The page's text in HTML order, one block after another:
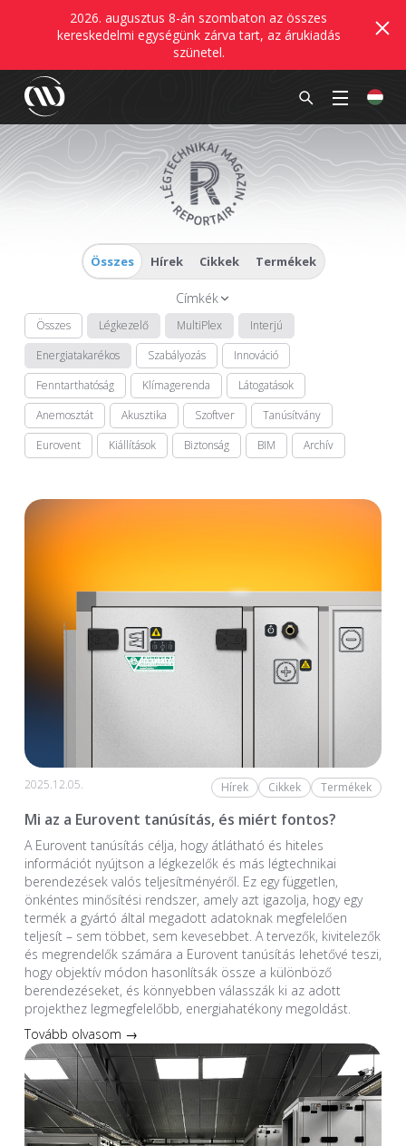
2026. augusztus 8-án szombaton az összes
kereskedelmi egységünk zárva tart, az árukiadás
szünetel.
Összes Hírek Cikkek Termékek
Címkék
Összes Légkezelő MultiPlex
Interjú
Energiatakarékos
Szabályozás
Innováció
Fenntarthatóság
Klímagerenda
Látogatások
Anemosztát
Akusztika Szoftver
Tanúsítvány
Eurovent
Kiállítások Biztonság BIM Archív
2025.12.05. Hírek Cikkek Termékek
Mi az a Eurovent tanúsítás, és miért fontos?
A Eurovent tanúsítás célja, hogy átlátható és hiteles
információt nyújtson a légkezelők és más légtechnikai
berendezések valós teljesítményéről. Ez egy független,
önkéntes minősítési rendszer, amely azt igazolja, hogy egy
termék a gyártó által megadott adatoknak megfelelően
teljesít – sem többet, sem kevesebbet. A tervezők, kivitelezők
és megrendelők számára a Eurovent tanúsítás lehetővé teszi,
hogy objektív módon hasonlítsák össze a különböző
berendezéseket, és könnyebben válasszák ki az adott
projekthez legmegfelelőbb, energiahatékony megoldást.
Tovább olvasom →